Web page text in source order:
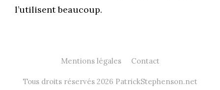
l’utilisent beaucoup.
Mentions légales Contact
Tous droits réservés 2026 PatrickStephenson.net